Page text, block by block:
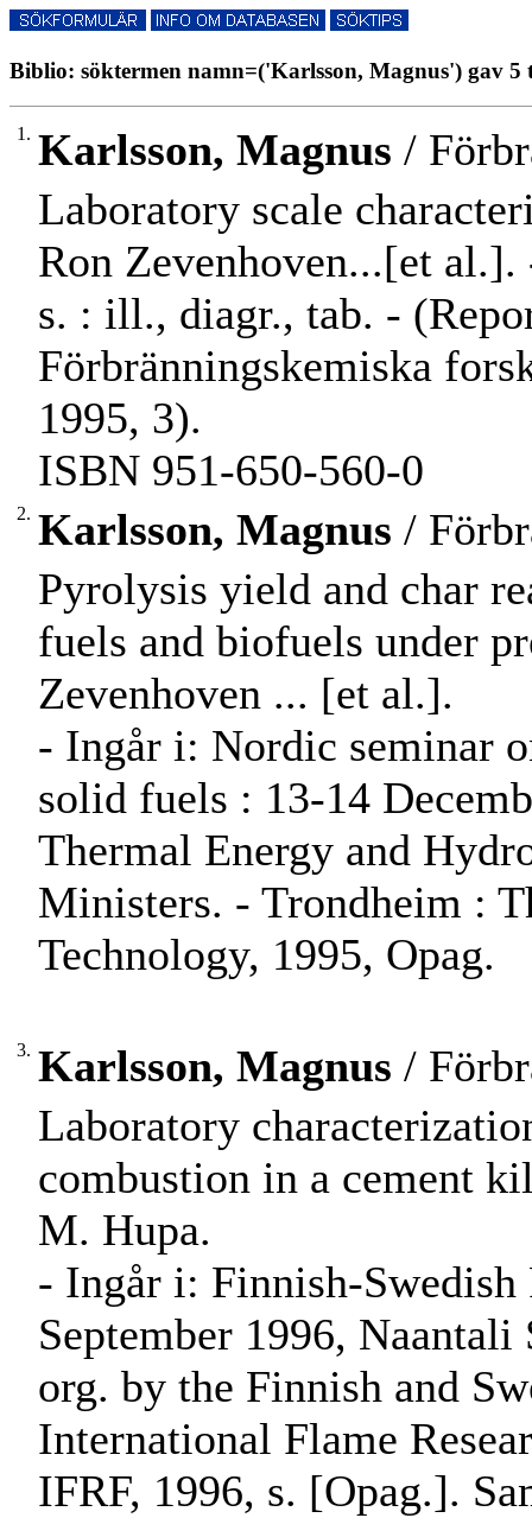
Biblio: söktermen namn=('Karlsson, Magnus') gav 5
1. Karlsson, Magnus /
Laboratory scale
Ron Zevenhoven...[et
s. : ill., diagr., tab. -
Förbränningskemiska
1995, 3).
ISBN 951-650-560-0
2. Karlsson, Magnus /
Pyrolysis yield and char
fuels and biofuels under
Zevenhoven ... [et al.].
- Ingår i: Nordic seminar
solid fuels : 13-14
Thermal Energy and
Ministers. - Trondheim :
Technology, 1995, Opag.
3. Karlsson, Magnus /
Laboratory
combustion in a cement
M. Hupa.
- Ingår i: Finnish-Swedish
September 1996,
org. by the Finnish and
International Flame
IFRF, 1996, s. [Opag.].